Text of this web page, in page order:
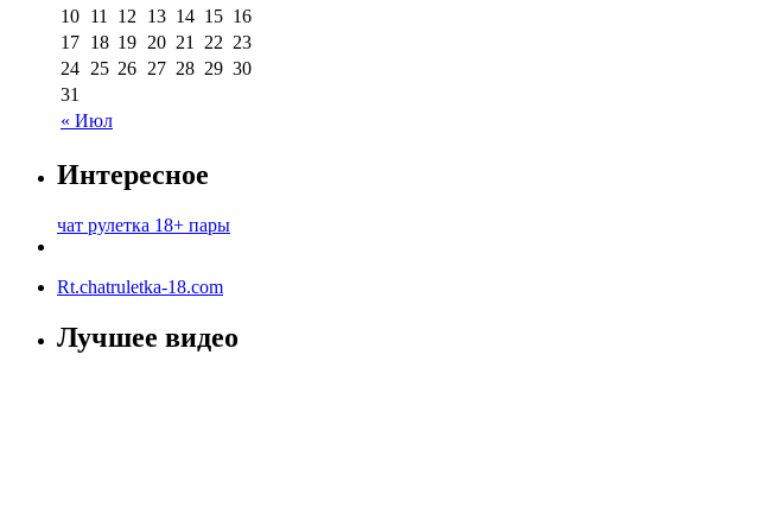
« Июл
10 11 12 13 14 15 16
17 18 19 20 21 22 23
24 25 26 27 28 29 30
31
Интересное
чат рулетка 18+ пары
Rt.chatruletka-18.com
Лучшее видео